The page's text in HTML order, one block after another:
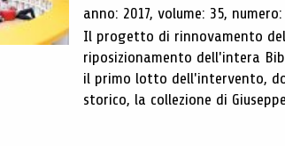
anno: 2017, volume: 35, numero:
Il progetto di rinnovamento
riposizionamento dell'intera
il primo lotto dell'intervento,
storico, la collezione di